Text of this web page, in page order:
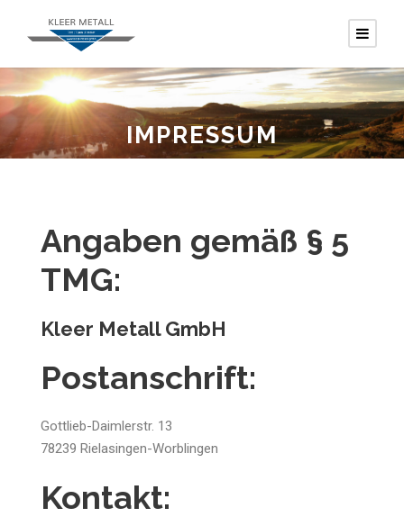
IMPRESSUM
Angaben gemäß § 5
TMG:
Kleer Metall GmbH
Postanschrift:
Gottlieb-Daimlerstr. 13
78239 Rielasingen-Worblingen
Kontakt: